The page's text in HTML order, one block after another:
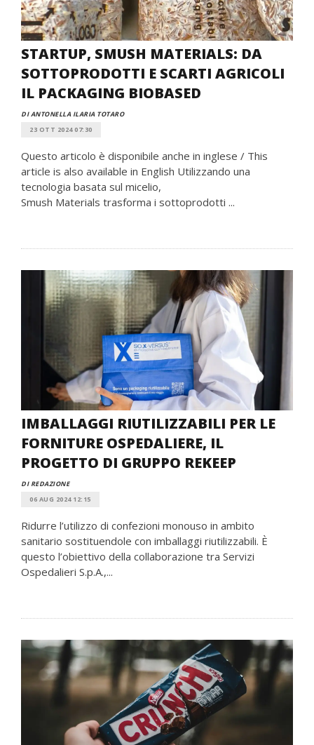
STARTUP, SMUSH MATERIALS: DA
SOTTOPRODOTTI E SCARTI AGRICOLI
IL PACKAGING BIOBASED
DI ANTONELLA ILARIA TOTARO
23 OTT 2024 07:30
Questo articolo è disponibile anche in inglese / This
article is also available in English Utilizzando una
tecnologia basata sul micelio,
Smush Materials trasforma i sottoprodotti ...
IMBALLAGGI RIUTILIZZABILI PER LE
FORNITURE OSPEDALIERE, IL
PROGETTO DI GRUPPO REKEEP
DI REDAZIONE
06 AUG 2024 12:15
Ridurre l’utilizzo di confezioni monouso in ambito
sanitario sostituendole con imballaggi riutilizzabili. È
questo l’obiettivo della collaborazione tra Servizi
Ospedalieri S.p.A.,...